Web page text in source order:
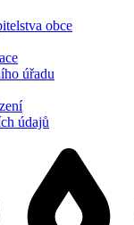
obce
úřadu
údajů